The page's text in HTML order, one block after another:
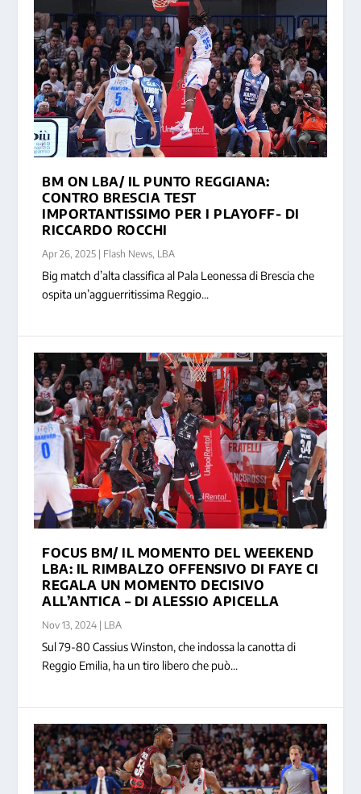
BM ON LBA/ IL PUNTO REGGIANA:
CONTRO BRESCIA TEST
IMPORTANTISSIMO PER I PLAYOFF- DI
RICCARDO ROCCHI
Apr 26, 2025 | Flash News LBA
Big match d’alta classifica al Pala Leonessa di Brescia che
ospita un’agguerritissima Reggio...
FOCUS BM/ IL MOMENTO DEL WEEKEND
LBA: IL RIMBALZO OFFENSIVO DI FAYE CI
REGALA UN MOMENTO DECISIVO
ALL’ANTICA – DI ALESSIO APICELLA
Nov 13, 2024 | LBA
Sul 79-80 Cassius Winston, che indossa la canotta di
Reggio Emilia, ha un tiro libero che può...